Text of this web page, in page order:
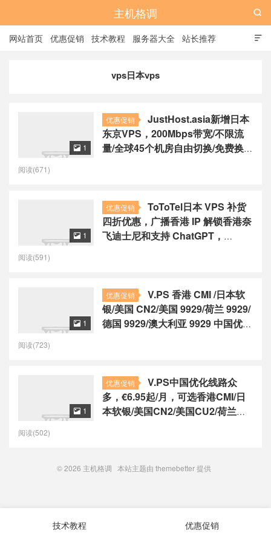
主机格调

网站首页 优惠促销 技术教程 服务器大全 站长推荐

vps日本vps
优惠促销
JustHost.asia新增日本
东京VPS，200Mbps带宽/不限流
量/全球45个机房自由切换/免费换
 1
阅读(671)
优惠促销
ToToTel日本 VPS 补货
四折优惠，广播香港 IP 解锁香港奈
飞迪士尼和支持 ChatGPT，
 1
阅读(591)
优惠促销
V.PS 香港 CMI /日本软
银/美国 CN2/美国 9929/荷兰 9929/
德国 9929/澳大利亚 9929 中国优化
 1
阅读(723)
优惠促销
V.PS中国优化线路众
多，€6.95起/月，可选香港CMI/日
本软银/美国CN2/美国CU2/荷兰
 1
阅读(502)
© 2026 主机格调 本站主题由 themebetter提供
技术教程 优惠促销